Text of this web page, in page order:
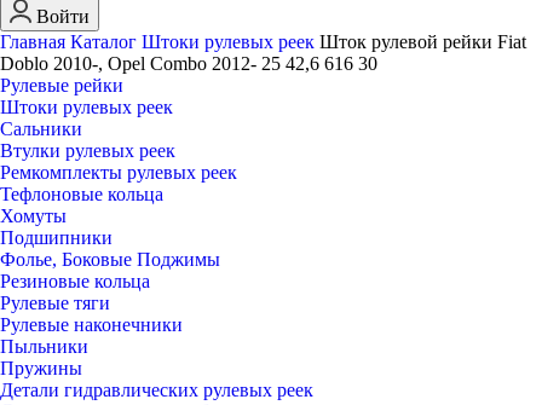
Войти
Главная Каталог Штоки рулевых реек Шток рулевой рейки Fiat
Doblo 2010-, Opel Combo 2012- 25 42,6 616 30
Рулевые рейки
Штоки рулевых реек
Сальники
Втулки рулевых реек
Ремкомплекты рулевых реек
Тефлоновые кольца
Хомуты
Подшипники
Фолье, Боковые Поджимы
Резиновые кольца
Рулевые тяги
Рулевые наконечники
Пыльники
Пружины
Детали гидравлических рулевых реек